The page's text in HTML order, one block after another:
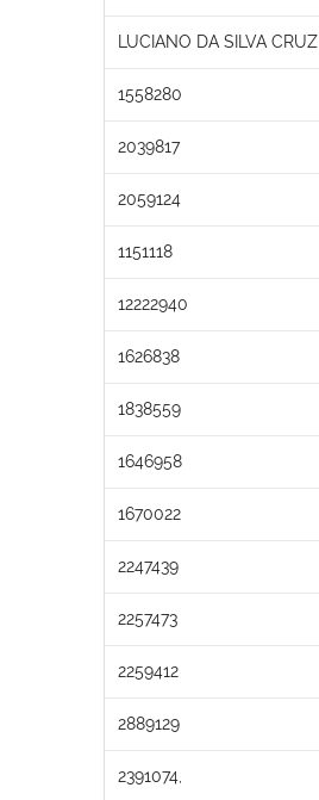
LUCIANO DA SILVA CRUZ
1558280
2039817
2059124
1151118
12222940
1626838
1838559
1646958
1670022
2247439
2257473
2259412
2889129
2391074,